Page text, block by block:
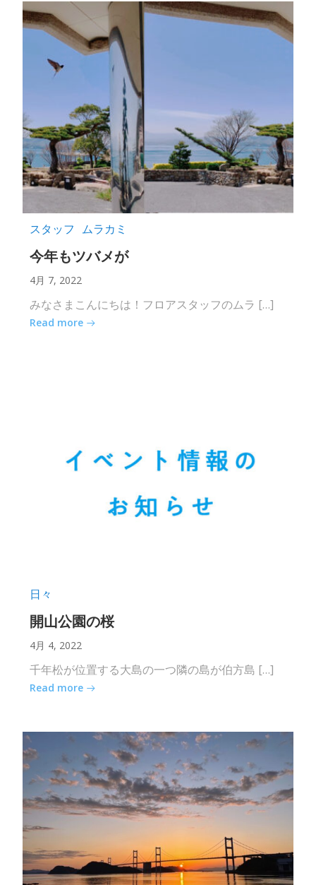
スタッフ ムラカミ
今年もツバメが
4月 7, 2022
みなさまこんにちは！フロアスタッフのムラ […]
Read more
日々
開山公園の桜
4月 4, 2022
千年松が位置する大島の一つ隣の島が伯方島 […]
Read more